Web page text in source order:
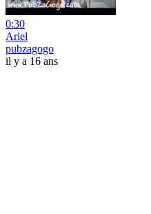
0:30
Ariel
pubzagogo
il y a 16 ans